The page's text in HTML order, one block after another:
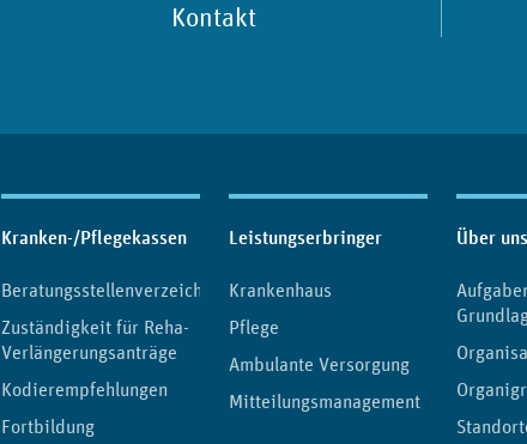
Kontakt
Kranken-/Pflegekassen
Beratungsstellenverzeichnis
Zuständigkeit für Reha-
Verlängerungsanträge
Kodierempfehlungen
Fortbildung
Leistungserbringer
Krankenhaus
Pflege
Ambulante Versorgung
Mitteilungsmanagement
Über uns